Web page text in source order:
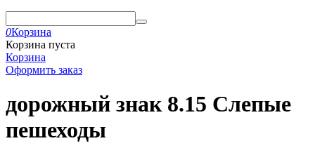
0Корзина
Корзина пуста
Корзина
Оформить заказ
дорожный знак 8.15 Слепые
пешеходы